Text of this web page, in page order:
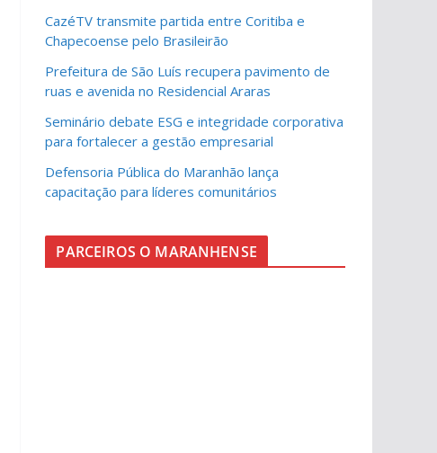
CazéTV transmite partida entre Coritiba e
Chapecoense pelo Brasileirão
Prefeitura de São Luís recupera pavimento de
ruas e avenida no Residencial Araras
Seminário debate ESG e integridade corporativa
para fortalecer a gestão empresarial
Defensoria Pública do Maranhão lança
capacitação para líderes comunitários
PARCEIROS O MARANHENSE